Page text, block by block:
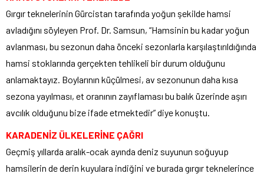
Gırgır teknelerinin Gürcistan tarafında yoğun şekilde hamsi
avladığını söyleyen Prof. Dr. Samsun, “Hamsinin bu kadar yoğun
avlanması, bu sezonun daha önceki sezonlarla karşılaştırıldığında
hamsi stoklarında gerçekten tehlikeli bir durum olduğunu
anlamaktayız. Boylarının küçülmesi, av sezonunun daha kısa
sezona yayılması, et oranının zayıflaması bu balık üzerinde aşırı
avcılık olduğunu bize ifade etmektedir” diye konuştu.
KARADENİZ ÜLKELERİNE ÇAĞRI
Geçmiş yıllarda aralık-ocak ayında deniz suyunun soğuyup
hamsilerin de derin kuyulara indiğini ve burada gırgır teknelerince